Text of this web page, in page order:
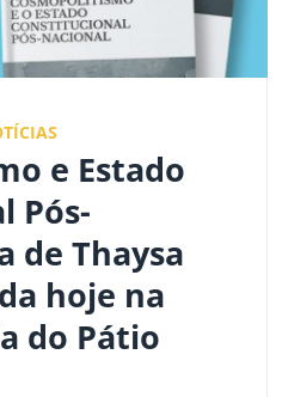
e Estado
Pós-
de Thaysa
hoje na
do Pátio